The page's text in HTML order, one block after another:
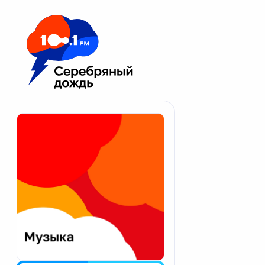
Москва 100.1 FM
Апатиты
Екатеринбург
Калининград
Калуга